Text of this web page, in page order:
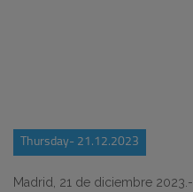
Thursday- 21.12.2023
Madrid, 21 de diciembre 2023.-